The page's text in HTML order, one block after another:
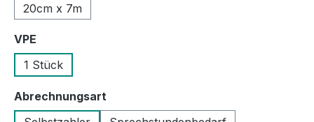
20cm x 7m
VPE
1 Stück
Abrechnungsart